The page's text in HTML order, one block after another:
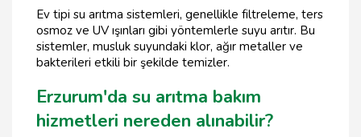
Ev tipi su arıtma sistemleri, genellikle filtreleme, ters
osmoz ve UV ışınları gibi yöntemlerle suyu arıtır. Bu
sistemler, musluk suyundaki klor, ağır metaller ve
bakterileri etkili bir şekilde temizler.
Erzurum'da su arıtma bakım
hizmetleri nereden alınabilir?